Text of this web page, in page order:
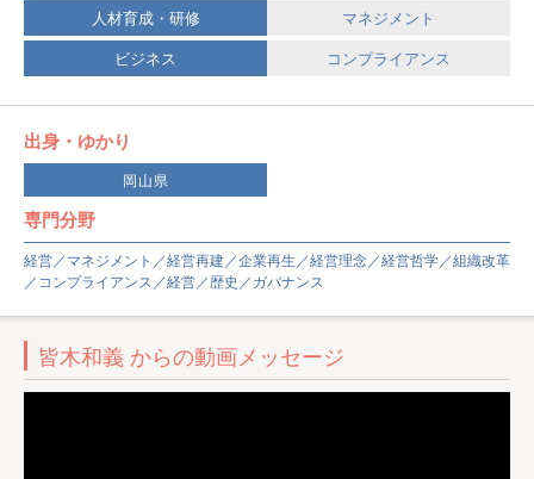
人材育成・研修
マネジメント
ビジネス
コンプライアンス
出身・ゆかり
岡山県
専門分野
経営／マネジメント／経営再建／企業再生／経営理念／経営哲学／組織改革
／コンプライアンス／経営／歴史／ガバナンス
皆木和義 からの動画メッセージ